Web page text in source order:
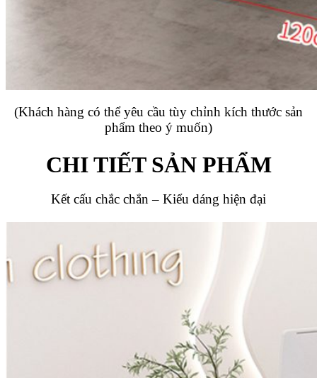
(Khách hàng có thể yêu cầu tùy chỉnh kích thước sản
phẩm theo ý muốn)
CHI TIẾT SẢN PHẨM
Kết cấu chắc chắn – Kiểu dáng hiện đại